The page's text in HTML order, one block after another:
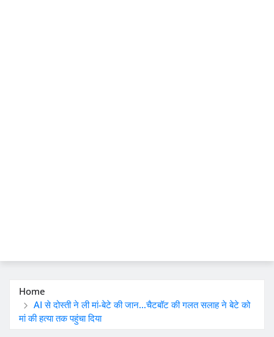
Home
AI से दोस्ती ने ली मां-बेटे की जान…चैटबॉट की गलत सलाह ने बेटे को
मां की हत्या तक पहुंचा दिया